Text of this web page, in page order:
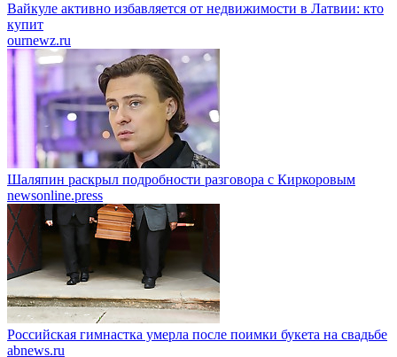
Вайкуле активно избавляется от недвижимости в Латвии: кто
купит
ournewz.ru
Шаляпин раскрыл подробности разговора с Киркоровым
newsonline.press
Российская гимнастка умерла после поимки букета на свадьбе
abnews.ru